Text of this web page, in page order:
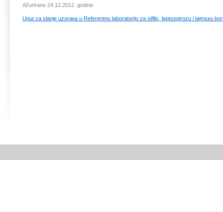
Ažurirano 24.12.2012. godine
Uput zа slаnjе uzоrака u Rеfеrеntnu lаbоrаtоriјu zа sifilis, lеptоspirоzu i lајmsкu